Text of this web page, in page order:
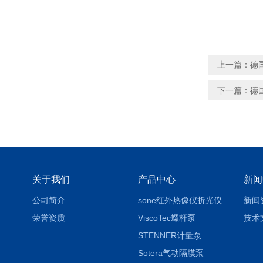
上一篇： 德
下一篇： 德
关于我们
公司简介
荣誉资质
产品中心
sone红外热像仪折光仪
ViscoTec螺杆泵
STENNER计量泵
Sotera气动隔膜泵
新
新闻
技术